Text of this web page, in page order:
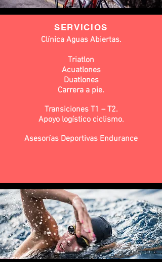
SERVICIOS
Clínica Aguas Abiertas.
Triatlon
Acuatlones
Duatlones
Carrera a pie.
Transiciones T1 – T2.
Apoyo logístico ciclismo.
Asesorías Deportivas Endurance